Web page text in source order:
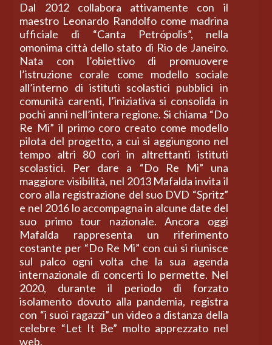
Dal 2012 collabora attivamente con il
maestro Leonardo Randolfo come madrina
ufficiale di “Canta Petrópolis”, nella
omonima città dello stato di Rio de Janeiro.
Nata con l’obiettivo di promuovere
l’istruzione corale come modello sociale
all’interno di istituti scolastici pubblici in
comunità carenti, l’iniziativa si consolida in
pochi anni nell’intera regione. Si chiama “Do
Re Mi” il primo coro creato come modello
pilota del progetto, a cui si aggiungono nel
tempo altri 80 cori in altrettanti istituti
scolastici. Per dare a “Do Re Mi” una
maggiore visibilità, nel 2013 Mafalda invita il
coro alla registrazione del suo DVD “Spritz”
e nel 2016 lo accompagna in alcune date del
suo primo tour nazionale. Ancora oggi
Mafalda rappresenta un riferimento
costante per “Do Re Mi” con cui si riunisce
sul palco ogni volta che la sua agenda
internazionale di concerti lo permette. Nel
2020, durante il periodo di forzato
isolamento dovuto alla pandemia, registra
con “i suoi ragazzi” un video a distanza della
celebre “Let It Be” molto apprezzato nel
web.